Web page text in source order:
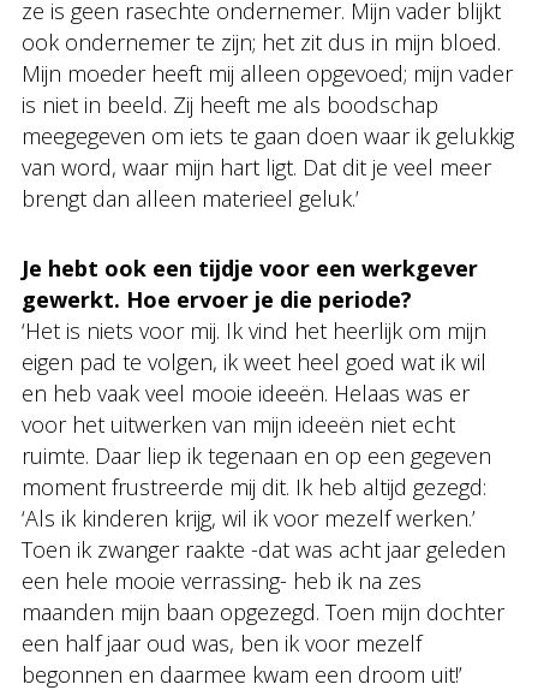
ze is geen rasechte ondernemer. Mijn vader blijkt
ook ondernemer te zijn; het zit dus in mijn bloed.
Mijn moeder heeft mij alleen opgevoed; mijn vader
is niet in beeld. Zij heeft me als boodschap
meegegeven om iets te gaan doen waar ik gelukkig
van word, waar mijn hart ligt. Dat dit je veel meer
brengt dan alleen materieel geluk.’
Je hebt ook een tijdje voor een werkgever
gewerkt. Hoe ervoer je die periode?
‘Het is niets voor mij. Ik vind het heerlijk om mijn
eigen pad te volgen, ik weet heel goed wat ik wil
en heb vaak veel mooie ideeën. Helaas was er
voor het uitwerken van mijn ideeën niet echt
ruimte. Daar liep ik tegenaan en op een gegeven
moment frustreerde mij dit. Ik heb altijd gezegd:
‘Als ik kinderen krijg, wil ik voor mezelf werken.’
Toen ik zwanger raakte -dat was acht jaar geleden
een hele mooie verrassing- heb ik na zes
maanden mijn baan opgezegd. Toen mijn dochter
een half jaar oud was, ben ik voor mezelf
begonnen en daarmee kwam een droom uit!’